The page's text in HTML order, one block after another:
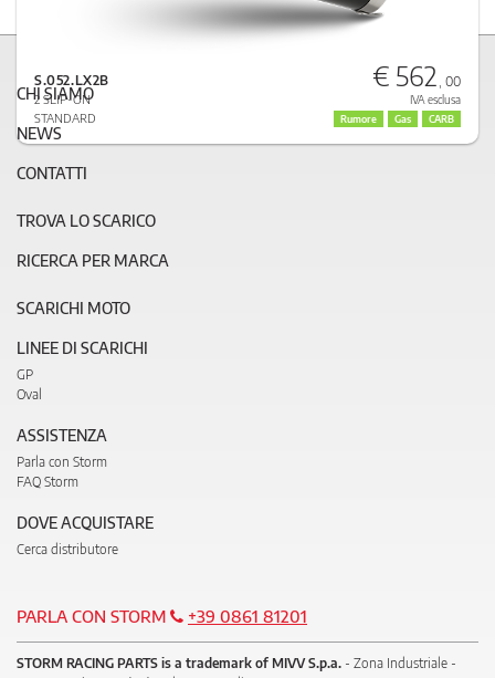
S.052.LX2B
2 SLIP-ON
STANDARD
€ 562 , 00
IVA esclusa
Rumore Gas CARB
CHI SIAMO
NEWS
CONTATTI
TROVA LO SCARICO
RICERCA PER MARCA
SCARICHI MOTO
LINEE DI SCARICHI
GP
Oval
ASSISTENZA
Parla con Storm
FAQ Storm
DOVE ACQUISTARE
Cerca distributore
PARLA CON STORM +39 0861 81201
STORM RACING PARTS is a trademark of MIVV S.p.a. - Zona Industriale -